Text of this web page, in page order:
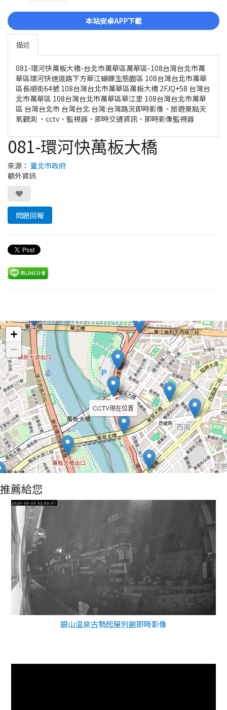
本站安卓APP下載
描述
081-環河快萬板大橋-台北市萬華區萬華區-108台灣台北市萬
華區環河快速道路下方華江蝴蝶生態園區 108台灣台北市萬華
區長順街64號 108台灣台北市萬華區萬板大橋 2FJQ+58 台灣台
北市萬華區 108台灣台北市萬華區華江里 108台灣台北市萬華
區 台灣台北市 台灣台北 台灣:台灣路況即時影像、旅遊景點天
氣觀測 、cctv、監視器、即時交通資訊、即時影像監視器
081-環河快萬板大橋
來源： 臺北市政府
額外資訊
問題回報
CCTV現在位置
+
−
推薦給您
銀山温泉古勢起屋別館即時影像